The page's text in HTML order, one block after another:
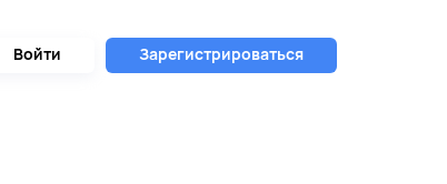
Войти Зарегистрироваться